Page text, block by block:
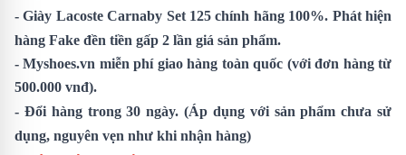
-Giày Lacoste Carnaby Set 125 chính hãng 100%. Phát hiện
hàng Fake đền tiền gấp 2 lần giá sản phẩm.
- Myshoes.vn miễn phí giao hàng toàn quốc (với đơn hàng từ
500.000 vnđ).
- Đổi hàng trong 30 ngày. (Áp dụng với sản phẩm chưa sử
dụng, nguyên vẹn như khi nhận hàng)